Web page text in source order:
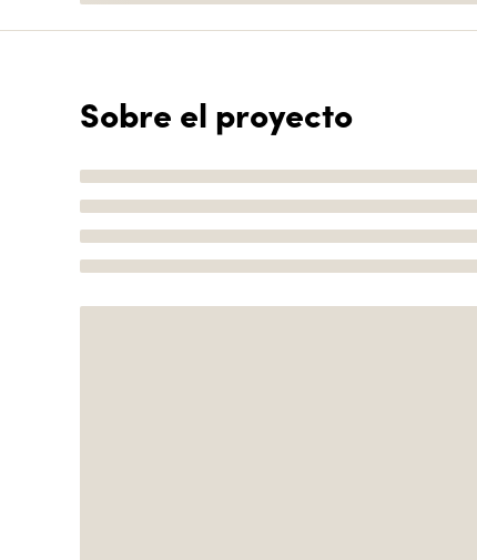
Sobre el proyecto